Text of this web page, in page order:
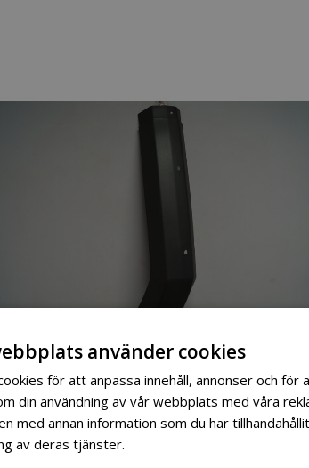
använder cookies
för att anpassa innehåll, annonser och för
din användning av vår webbplats med våra
med annan information som du har
av deras tjänster.